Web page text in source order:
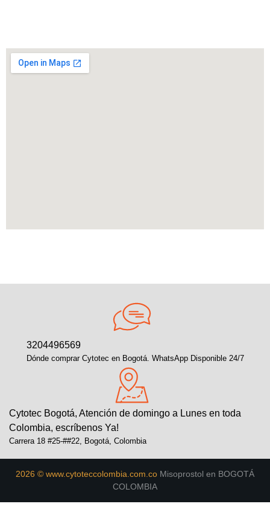
3204496569
Dónde comprar Cytotec en Bogotá. WhatsApp Disponible 24/7
Cytotec Bogotá, Atención de domingo a Lunes en toda
Colombia, escríbenos Ya!
Carrera 18 #25-##22, Bogotá, Colombia
2026 © www.cytoteccolombia.com.co Misoprostol en BOGOTÁ
COLOMBIA